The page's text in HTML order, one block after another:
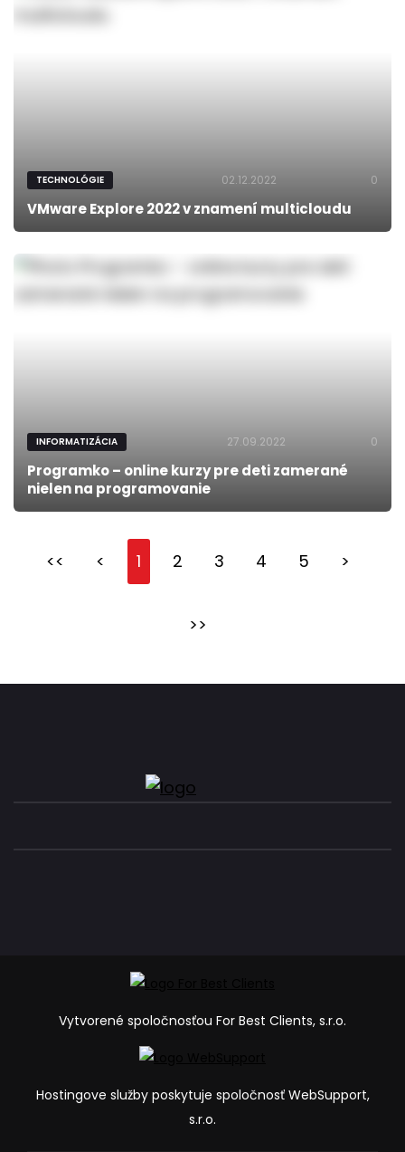
TECHNOLÓGIE 02.12.2022 0
VMware Explore 2022 v znamení multicloudu
INFORMATIZÁCIA 27.09.2022 0
Programko – online kurzy pre deti zamerané
nielen na programovanie
<< < 1 2 3 4 5 >
>>
Vytvorené spoločnosťou For Best Clients, s.r.o.
Hostingove služby poskytuje spoločnosť WebSupport,
s.r.o.